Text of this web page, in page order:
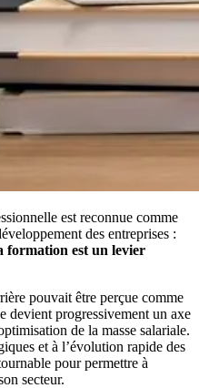
est reconnue comme
des entreprises :
formation est un levier
pouvait être perçue comme
devient progressivement un axe
de la masse salariale.
et à l’évolution rapide des
pour permettre à
secteur.